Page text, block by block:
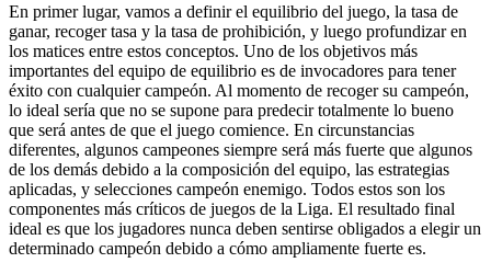
En primer lugar, vamos a definir el equilibrio del juego, la tasa de
ganar, recoger tasa y la tasa de prohibición, y luego profundizar en
los matices entre estos conceptos. Uno de los objetivos más
importantes del equipo de equilibrio es de invocadores para tener
éxito con cualquier campeón. Al momento de recoger su campeón,
lo ideal sería que no se supone para predecir totalmente lo bueno
que será antes de que el juego comience. En circunstancias
diferentes, algunos campeones siempre será más fuerte que algunos
de los demás debido a la composición del equipo, las estrategias
aplicadas, y selecciones campeón enemigo. Todos estos son los
componentes más críticos de juegos de la Liga. El resultado final
ideal es que los jugadores nunca deben sentirse obligados a elegir un
determinado campeón debido a cómo ampliamente fuerte es.